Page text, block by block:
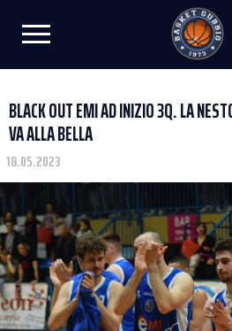
BLACK OUT EMI AD INIZIO 3Q. LA
VA ALLA BELLA
18.05.2023